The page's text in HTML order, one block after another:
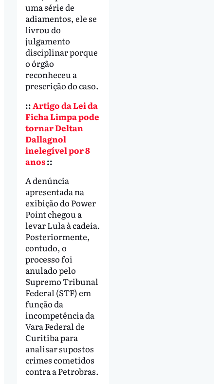
uma série de
adiamentos, ele se
livrou do
julgamento
disciplinar porque
o órgão
reconheceu a
prescrição do caso.
::Artigo da Lei da
Ficha Limpa pode
tornar Deltan
Dallagnol
inelegível por 8
anos::
A denúncia
apresentada na
exibição do Power
Point chegou a
levar Lula à cadeia.
Posteriormente,
contudo, o
processo foi
anulado pelo
Supremo Tribunal
Federal (STF) em
função da
incompetência da
Vara Federal de
Curitiba para
analisar supostos
crimes cometidos
contra a Petrobras.